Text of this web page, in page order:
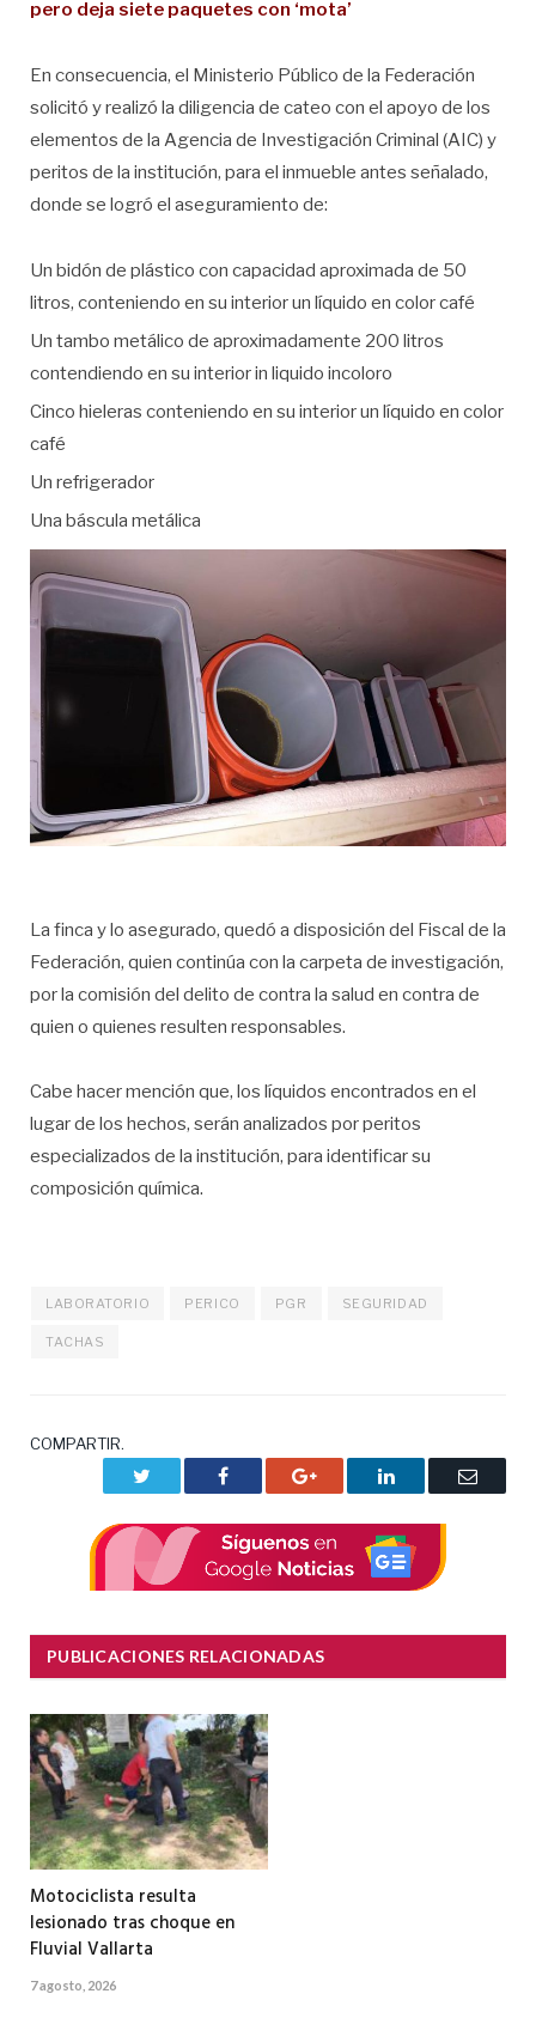
pero deja siete paquetes con ‘mota’
En consecuencia, el Ministerio Público de la Federación
solicitó y realizó la diligencia de cateo con el apoyo de los
elementos de la Agencia de Investigación Criminal (AIC) y
peritos de la institución, para el inmueble antes señalado,
donde se logró el aseguramiento de:
Un bidón de plástico con capacidad aproximada de 50
litros, conteniendo en su interior un líquido en color café
Un tambo metálico de aproximadamente 200 litros
contendiendo en su interior in liquido incoloro
Cinco hieleras conteniendo en su interior un líquido en color
café
Un refrigerador
Una báscula metálica
La finca y lo asegurado, quedó a disposición del Fiscal de la
Federación, quien continúa con la carpeta de investigación,
por la comisión del delito de contra la salud en contra de
quien o quienes resulten responsables.
Cabe hacer mención que, los líquidos encontrados en el
lugar de los hechos, serán analizados por peritos
especializados de la institución, para identificar su
composición química.
LABORATORIO PERICO PGR SEGURIDAD
TACHAS
COMPARTIR.
Facebook Google+ LinkedIn
Correo
PUBLICACIONES RELACIONADAS
Motociclista resulta
lesionado tras choque en
Fluvial Vallarta
7 agosto, 2026